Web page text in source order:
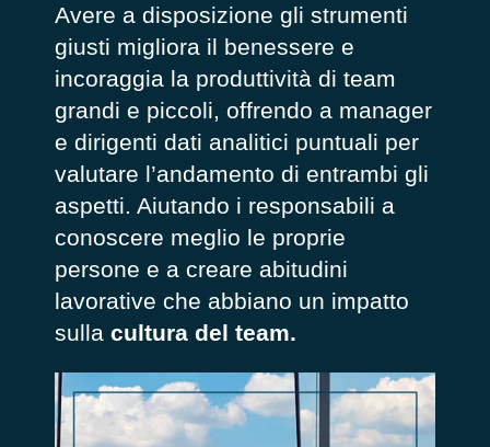
Avere a disposizione gli strumenti
giusti migliora il benessere e
incoraggia la produttività di team
grandi e piccoli, offrendo a manager
e dirigenti dati analitici puntuali per
valutare l’andamento di entrambi gli
aspetti. Aiutando i responsabili a
conoscere meglio le proprie
persone e a creare abitudini
lavorative che abbiano un impatto
sulla cultura del team.